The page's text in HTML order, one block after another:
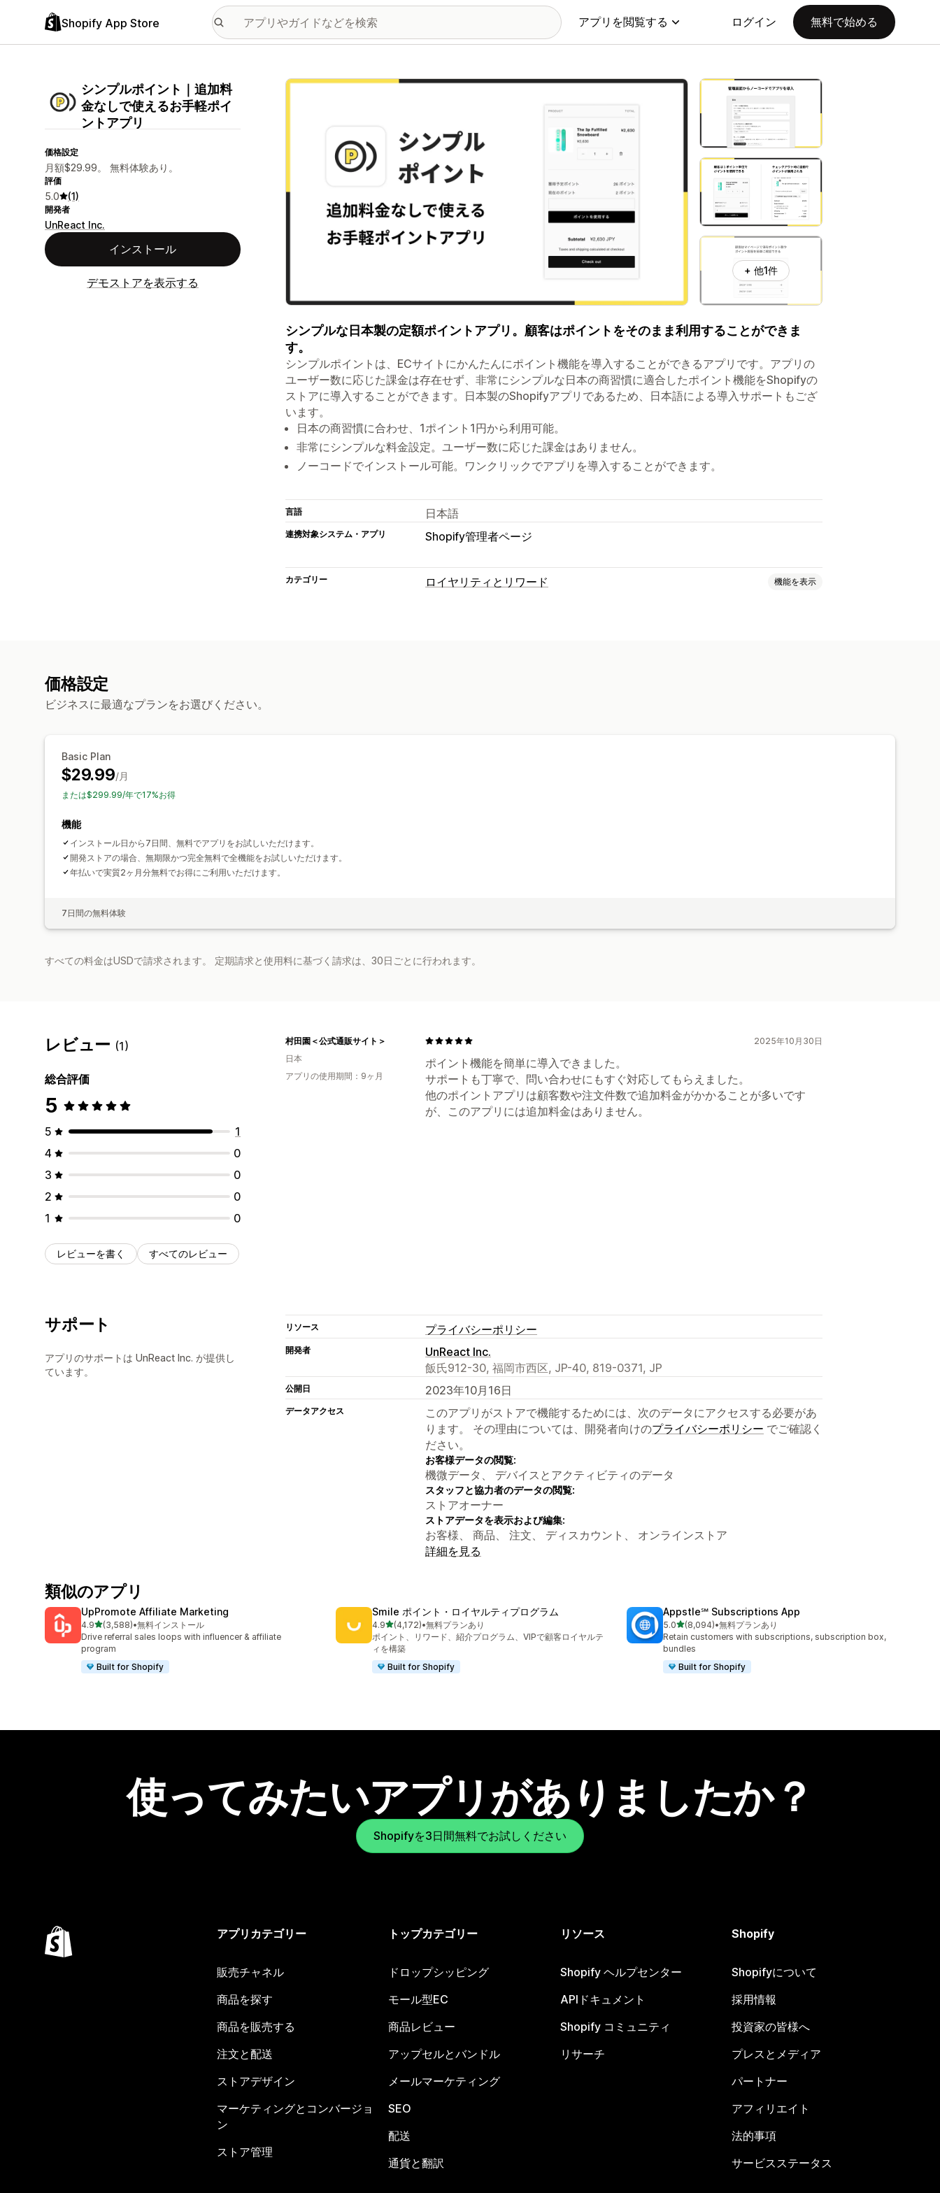
Shopify App Store アプリを閲覧する ログイン 無料で始める
シンプルポイント｜追加料
金なしで使えるお手軽ポイ
ントアプリ
価格設定
月額$29.99。 無料体験あり。
評価
5.0 (1)
開発者
UnReact Inc.
インストール
デモストアを表示する
特集の画像ギャラリー
+ 他1件
シンプルな日本製の定額ポイントアプリ。顧客はポイントをそのまま利用することができま
す。
シンプルポイントは、ECサイトにかんたんにポイント機能を導入することができるアプリです。アプリの
ユーザー数に応じた課金は存在せず、非常にシンプルな日本の商習慣に適合したポイント機能をShopifyの
ストアに導入することができます。日本製のShopifyアプリであるため、日本語による導入サポートもござ
います。
日本の商習慣に合わせ、1ポイント1円から利用可能。
非常にシンプルな料金設定。ユーザー数に応じた課金はありません。
ノーコードでインストール可能。ワンクリックでアプリを導入することができます。
言語 日本語
連携対象システム・アプリ Shopify管理者ページ
カテゴリー ロイヤリティとリワード 機能を表示
価格設定
ビジネスに最適なプランをお選びください。
Basic Plan
$29.99/月
または$299.99/年で17%お得
機能
インストール日から7日間、無料でアプリをお試しいただけます。
開発ストアの場合、無期限かつ完全無料で全機能をお試しいただけます。
年払いで実質2ヶ月分無料でお得にご利用いただけます。
7日間の無料体験
すべての料金はUSDで請求されます。 定期請求と使用料に基づく請求は、30日ごとに行われます。
レビュー (1)
総合評価
5
5
1
4
0
3
0
2
0
1
0
レビューを書く すべてのレビュー
2025年10月30日
ポイント機能を簡単に導入できました。
サポートも丁寧で、問い合わせにもすぐ対応してもらえました。
他のポイントアプリは顧客数や注文件数で追加料金がかかることが多いです
が、このアプリには追加料金はありません。
村田園＜公式通販サイト＞
日本
アプリの使用期間：9ヶ月
サポート
アプリのサポートは UnReact Inc. が提供し
ています。
リソース プライバシーポリシー
開発者
UnReact Inc.
飯氏912-30, 福岡市西区, JP-40, 819-0371, JP
公開日 2023年10月16日
データアクセス
このアプリがストアで機能するためには、次のデータにアクセスする必要があ
ります。 その理由については、開発者向けのプライバシーポリシー でご確認く
ださい。
お客様データの閲覧:
機微データ、 デバイスとアクティビティのデータ
スタッフと協力者のデータの閲覧:
ストアオーナー
ストアデータを表示および編集:
お客様、 商品、 注文、 ディスカウント、 オンラインストア
詳細を見る
類似のアプリ
UpPromote Affiliate Marketing
4.95つ星中
(3,588)
合計レビュー数：3588件
•無料インストール
Drive referral sales loops with influencer & affiliate
program
Built for Shopify
Smile ポイント・ロイヤルティプログラム
4.95つ星中
(4,172)
合計レビュー数：4172件
•無料プランあり
ポイント、リワード、紹介プログラム、VIPで顧客ロイヤルテ
ィを構築
Built for Shopify
Appstle℠ Subscriptions App
5.05つ星中
(8,094)
合計レビュー数：8094件
•無料プランあり
Retain customers with subscriptions, subscription box,
bundles
Built for Shopify
使ってみたいアプリがありましたか？
Shopifyを3日間無料でお試しください
アプリカテゴリー
販売チャネル
商品を探す
商品を販売する
注文と配送
ストアデザイン
マーケティングとコンバージョ
ン
ストア管理
トップカテゴリー
ドロップシッピング
モール型EC
商品レビュー
アップセルとバンドル
メールマーケティング
SEO
配送
通貨と翻訳
リソース
Shopify ヘルプセンター
APIドキュメント
Shopify コミュニティ
リサーチ
Shopify
Shopifyについて
採用情報
投資家の皆様へ
プレスとメディア
パートナー
アフィリエイト
法的事項
サービスステータス